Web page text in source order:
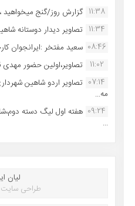
11:38 گزارش روز/گنج میخواهید
11:34 تصاویر دیدار دوستانه
08:46 سعید مفتخر :ایرانجوان
11:02
تصاویر،اولین حضور مهدی
07:14 تصاویر اردو شاهین
مه...
09:24 هفته اول لیگ دسته
...
لیان
طراحی سایت